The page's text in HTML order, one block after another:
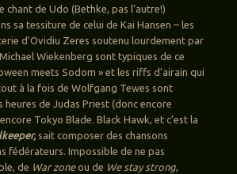
chant de Udo (Bethke, pas l’autre!)
sa tessiture de celui de Kai Hansen – les
d’Ovidiu Zeres soutenu lourdement par
Wiekenberg sont typiques de ce
meets Sodom » et les riffs d’airain qui
à la fois de Wolfgang Tewes sont
heures de Judas Priest (donc encore
Tokyo Blade. Black Hawk, et c’est la
sait composer des chansons
fédérateurs. Impossible de ne pas
de War zoneou de We stay strong,